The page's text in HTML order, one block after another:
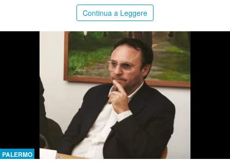
Continua a Leggere
PALERMO